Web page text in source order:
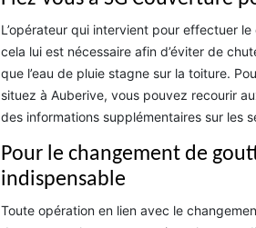
L’opérateur qui intervient pour effectuer
cela lui est nécessaire afin d’éviter de
que l’eau de pluie stagne sur la toiture.
situez à Auberive, vous pouvez recourir
des informations supplémentaires sur les
Pour le changement de
indispensable
Toute opération en lien avec le